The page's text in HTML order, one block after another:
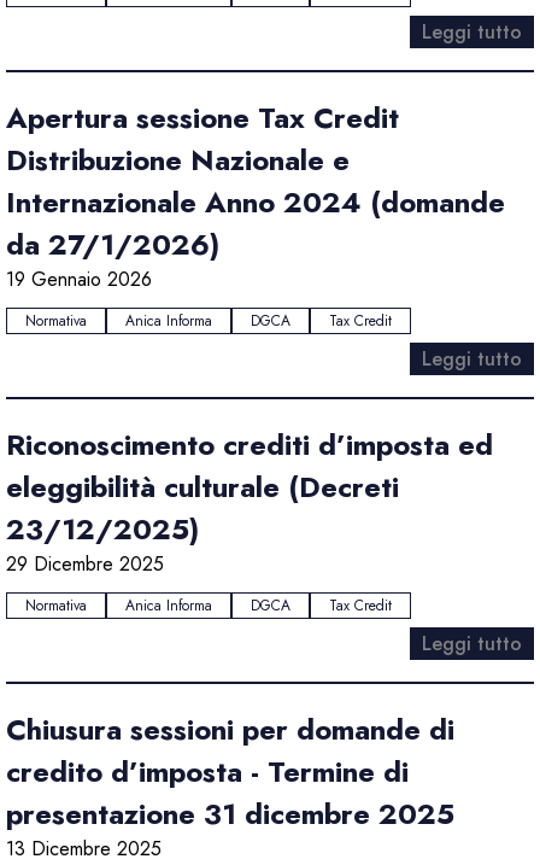
Leggi tutto
Apertura sessione Tax Credit
Distribuzione Nazionale e
Internazionale Anno 2024 (domande
da 27/1/2026)
19 Gennaio 2026
Normativa Anica Informa DGCA Tax Credit
Leggi tutto
Riconoscimento crediti d’imposta ed
eleggibilità culturale (Decreti
23/12/2025)
29 Dicembre 2025
Normativa Anica Informa DGCA Tax Credit
Leggi tutto
Chiusura sessioni per domande di
credito d’imposta - Termine di
presentazione 31 dicembre 2025
13 Dicembre 2025